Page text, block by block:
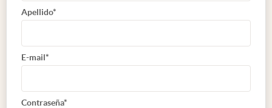
Apellido*
E-mail*
Contraseña*